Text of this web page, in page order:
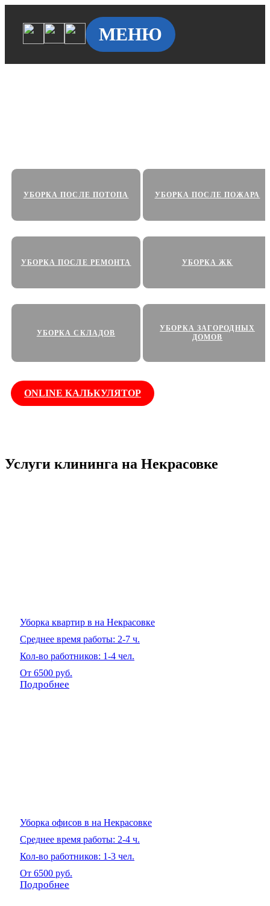
МЕНЮ
УБОРКА ПОСЛЕ ПОТОПА УБОРКА ПОСЛЕ ПОЖАРА
УБОРКА ПОСЛЕ РЕМОНТА УБОРКА ЖК
УБОРКА СКЛАДОВ
УБОРКА ЗАГОРОДНЫХ
ДОМОВ
ONLINE КАЛЬКУЛЯТОР
Услуги клининга на Некрасовке
Уборка квартир в на Некрасовке
Среднее время работы: 2-7 ч.
Кол-во работников: 1-4 чел.
От 6500 руб.
Подробнее
Уборка офисов в на Некрасовке
Среднее время работы: 2-4 ч.
Кол-во работников: 1-3 чел.
От 6500 руб.
Подробнее